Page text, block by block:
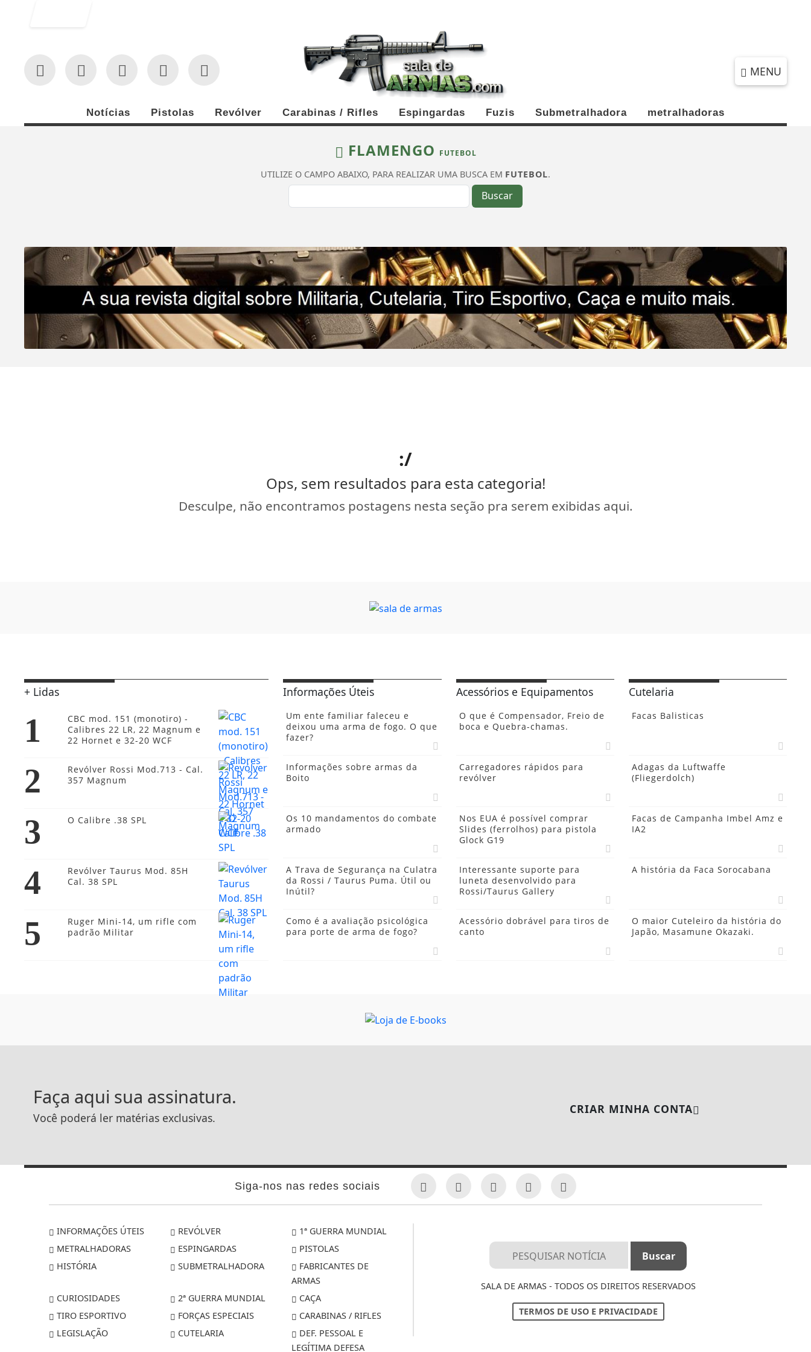
MENU
Notícias Pistolas Revólver Carabinas / Rifles Espingardas Fuzis Submetralhadora metralhadoras
FLAMENGO FUTEBOL
UTILIZE O CAMPO ABAIXO, PARA REALIZAR UMA BUSCA EM FUTEBOL.
Buscar
:/
Ops, sem resultados para esta categoria!
Desculpe, não encontramos postagens nesta seção pra serem exibidas aqui.
+ Lidas
1
CBC mod. 151 (monotiro) -
Calibres 22 LR, 22 Magnum e
22 Hornet e 32-20 WCF
2
Revólver Rossi Mod.713 - Cal.
357 Magnum
3 O Calibre .38 SPL
4
Revólver Taurus Mod. 85H
Cal. 38 SPL
5
Ruger Mini-14, um rifle com
padrão Militar
Informações Úteis
Um ente familiar faleceu e
deixou uma arma de fogo. O que
fazer?
Informações sobre armas da
Boito
Os 10 mandamentos do combate
armado
A Trava de Segurança na Culatra
da Rossi / Taurus Puma. Útil ou
Inútil?
Como é a avaliação psicológica
para porte de arma de fogo?
Acessórios e Equipamentos
O que é Compensador, Freio de
boca e Quebra-chamas.
Carregadores rápidos para
revólver
Nos EUA é possível comprar
Slides (ferrolhos) para pistola
Glock G19
Interessante suporte para
luneta desenvolvido para
Rossi/Taurus Gallery
Acessório dobrável para tiros de
canto
Cutelaria
Facas Balisticas
Adagas da Luftwaffe
(Fliegerdolch)
Facas de Campanha Imbel Amz e
IA2
A história da Faca Sorocabana
O maior Cuteleiro da história do
Japão, Masamune Okazaki.
Faça aqui sua assinatura.
Você poderá ler matérias exclusivas.
CRIAR MINHA CONTA
Siga-nos nas redes sociais
INFORMAÇÕES ÚTEIS REVÓLVER
1ª GUERRA MUNDIAL
METRALHADORAS
ESPINGARDAS
PISTOLAS
HISTÓRIA
SUBMETRALHADORA
FABRICANTES DE
ARMAS
CURIOSIDADES
2ª GUERRA MUNDIAL
CAÇA
TIRO ESPORTIVO
FORÇAS ESPECIAIS
CARABINAS / RIFLES
LEGISLAÇÃO
CUTELARIA
DEF. PESSOAL E
LEGÍTIMA DEFESA
SALA DE ARMAS - TODOS OS DIREITOS RESERVADOS
TERMOS DE USO E PRIVACIDADE